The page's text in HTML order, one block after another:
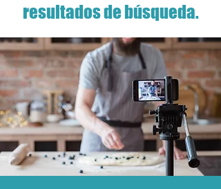
resultados de búsqueda.